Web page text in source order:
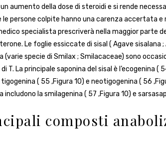
aumento della dose di steroidi e si rende
le persone colpite hanno una carenza accertata
specialista prescriverà nella maggior parte
Le foglie essiccate di sisal ( Agave sisalana ;
(varie specie di Smilax ; Smilacaceae) sono
T. La principale saponina del sisal è l’ecogenina (
( 55 ,Figura 10) e neotigogenina ( 56
includono la smilagenina ( 57 ,Figura 10) e
composti